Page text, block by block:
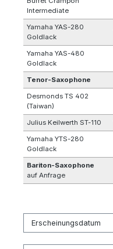
Intermediate
Yamaha YAS-280
Goldlack
Yamaha YAS-480
Goldlack
Tenor-Saxophone
Desmonds TS 402
(Taiwan)
Julius Keilwerth ST-110
Yamaha YTS-280
Goldlack
Bariton-Saxophone
auf Anfrage